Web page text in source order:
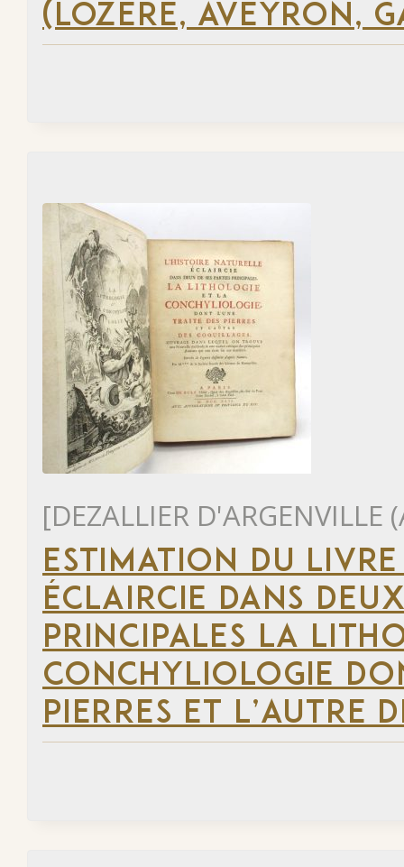
(LOZÈRE, AVEYRON,
[DEZALLIER
ESTIMATION DU
ÉCLAIRCIE DANS
PRINCIPALES LA
CONCHYLIOLOGIE
PIERRES ET L’AUTRE